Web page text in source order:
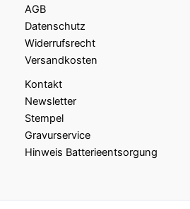
AGB
Datenschutz
Widerrufsrecht
Versandkosten
Kontakt
Newsletter
Stempel
Gravurservice
Hinweis Batterieentsorgung